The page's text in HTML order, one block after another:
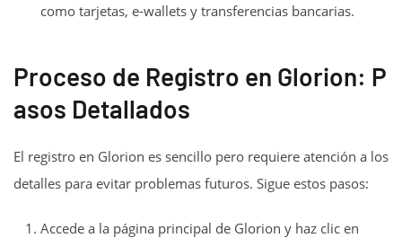
como tarjetas, e-wallets y transferencias bancarias.
Proceso de Registro en Glorion: P
asos Detallados
El registro en Glorion es sencillo pero requiere atención a los
detalles para evitar problemas futuros. Sigue estos pasos:
Accede a la página principal de Glorion y haz clic en